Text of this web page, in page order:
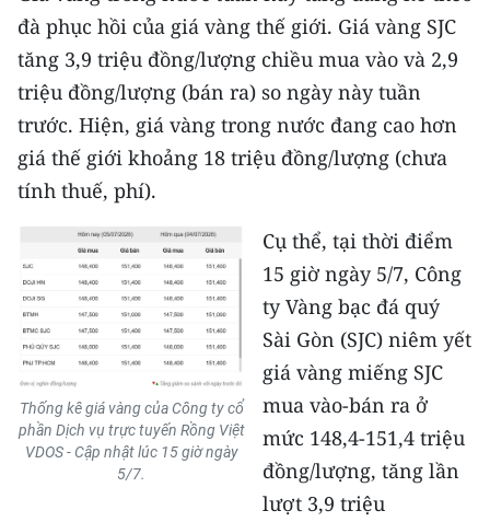
CHƯƠNG TRÌNH OCOP - MỖI XÃ
MỘT SẢN PHẨM
RADIO
MEDIA CENTER
E-Magazine
Video
Media Chính trị
Media Kinh tế
Media Văn hóa
Media Xã hội
đà phục hồi của giá vàng thế giới. Giá vàng SJC
tăng 3,9 triệu đồng/lượng chiều mua vào và 2,9
triệu đồng/lượng (bán ra) so ngày này tuần
trước. Hiện, giá vàng trong nước đang cao hơn
giá thế giới khoảng 18 triệu đồng/lượng (chưa
tính thuế, phí).
Thống kê giá vàng của Công ty cổ
phần Dịch vụ trực tuyến Rồng Việt
VDOS - Cập nhật lúc 15 giờ ngày
5/7.
Cụ thể, tại thời điểm
15 giờ ngày 5/7, Công
ty Vàng bạc đá quý
Sài Gòn (SJC) niêm yết
giá vàng miếng SJC
mua vào-bán ra ở
mức 148,4-151,4 triệu
đồng/lượng, tăng lần
lượt 3,9 triệu